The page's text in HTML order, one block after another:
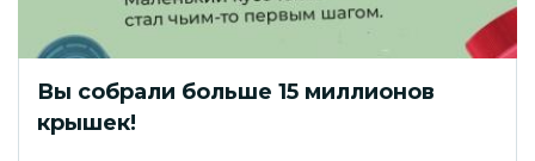
Вы собрали больше 15 миллионов
крышек!